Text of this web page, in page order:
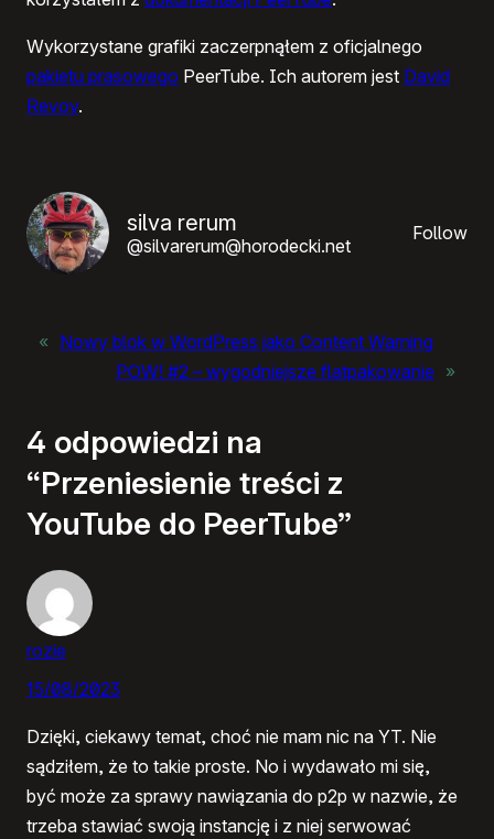
Wykorzystane grafiki zaczerpnąłem z oficjalnego
pakietu prasowego PeerTube. Ich autorem jest David
Revoy.
silva rerum
@silvarerum@horodecki.net
Follow
« Nowy blok w WordPress jako Content Warning
POW! #2 – wygodniejsze flatpakowanie »
4 odpowiedzi na
“Przeniesienie treści z
YouTube do PeerTube”
rozie
15/08/2023
Dzięki, ciekawy temat, choć nie mam nic na YT. Nie
sądziłem, że to takie proste. No i wydawało mi się,
być może za sprawy nawiązania do p2p w nazwie, że
trzeba stawiać swoją instancję i z niej serwować